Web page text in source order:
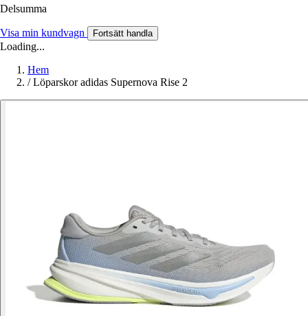
Delsumma
Visa min kundvagn Fortsätt handla
Loading...
Hem
/ Löparskor adidas Supernova Rise 2